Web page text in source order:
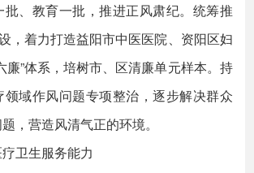
批、教育一批，推进正风肃纪。统筹推
，着力打造益阳市中医医院、资阳区妇
廉”体系，培树市、区清廉单元样本。持
域作风问题专项整治，逐步解决群众
，营造风清气正的环境。
卫生服务能力